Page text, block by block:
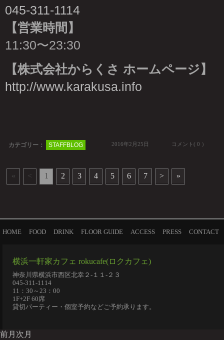
045-311-1114
【営業時間】
11:30〜23:30
【株式会社からくさ ホームページ】
http://www.karakusa.info
カテゴリー： STAFFBLOG 2016年2月25日 コメント( 0 ）
« < 1 2 3 4 5 6 7 > »
HOME FOOD DRINK FLOOR GUIDE ACCESS PRESS CONTACT
横浜一軒家カフェ rokucafe(ロクカフェ)
神奈川県横浜市西区北幸２-１１-２３
045-311-1114
11：30～23：00
1F+2F 60席
貸切パーティー・個室予約などご予約承ります。
前月 次月